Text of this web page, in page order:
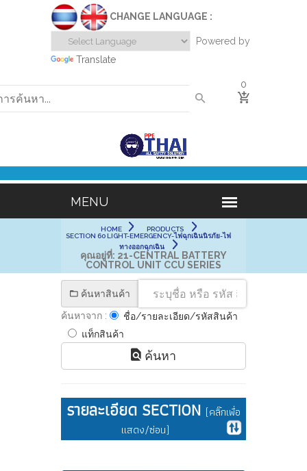
CHANGE LANGUAGE :
Powered by
Translate
0
HOME
PRODUCTS
SECTION 60 LIGHT-EMERGENCY-ไฟฉุกเฉินนิรภัย-ไฟ
ทางออกฉุกเฉิน
คุณอยู่ที่: 21-CENTRAL BATTERY
CONTROL UNIT CCU SERIES
ค้นหาสินค้า
ค้นหาจาก :
ชื่อ/รายละเอียด/รหัสสินค้า
แท็กสินค้า
ค้นหา
รายละเอียด SECTION (คลิ๊กเพื่อ
แสดง/ซ่อน)